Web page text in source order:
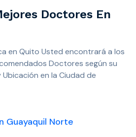
Doctores En
en Quito Usted encontrará a los
Doctores según su
en la Ciudad de
Guayaquil Norte